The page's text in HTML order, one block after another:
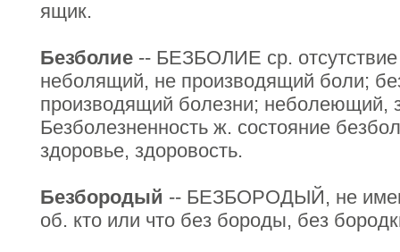
ящик.
Безболие -- БЕЗБОЛИЕ ср.
неболящий, не производящий боли;
производящий болезни; неболеющий,
Безболезненность ж. состояние
здоровье, здоровость.
Безбородый -- БЕЗБОРОДЫЙ, не
об. кто или что без бороды, без